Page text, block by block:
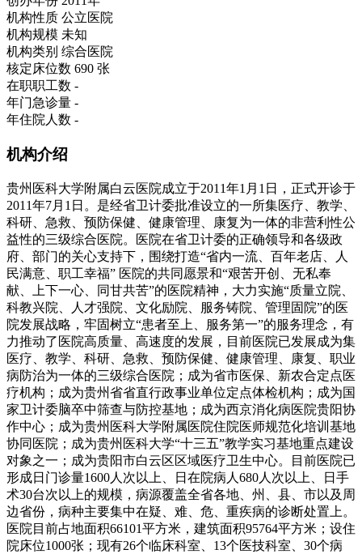
机构性质 公立医院
机构规模 未知
机构类别 综合医院
核定床位数 690 张
在职职工数 -
年门急诊量 -
年住院人数 -
机构介绍
贵州医科大学附属白云医院成立于2011年1月1日，正式开诊于
2011年7月1日。是经省卫计委批准设立的一所集医疗、教学、
科研、急救、预防保健、健康管理、康复为一体的非营利性公
益性的三级综合医院。医院在省卫计委的正确领导和各级政
府、部门的关心支持下，围绕打造“省内一流、百年老店、人
民满意、职工幸福” 医院的共同愿景和“艰苦开创、无私奉
献、上下一心、同甘共苦”的医院精神，大力实施“质量立院、
科教兴院、人才强院、文化励院、服务铸院、管理固院”的医
院发展战略，牢固树立“患者至上、服务第一”的服务理念，有
力推动了医院高质量、高速度的发展，目前医院已发展成为集
医疗、教学、科研、急救、预防保健、健康管理、康复、职业
病防治为一体的三级综合医院；成为省市医保、新农合定点医
疗机构；成为贵州省省直行政事业单位定点体检机构；成为国
家卫计委脑卒中筛查与防控基地；成为西京消化病医院贵阳协
作中心；成为贵州医科大学附属医院住院医师规范化培训基地
协同医院；成为贵州医科大学“十三五”教学实习基地重点建设
对象之一；成为贵阳市白云区区域医疗卫生中心。目前医院已
形成日门诊量1600人次以上、日在院病人680人次以上、日手
术30台次以上的规模，病源覆盖全省各地、州、县、市以及周
边省份，病种主要集中在疑、难、危、重疾病的诊断处置上。
医院目前占地面积66101平方米，建筑面积95764平方米；设住
院床位1000张；现有26个临床科室、13个医技科室、30个病